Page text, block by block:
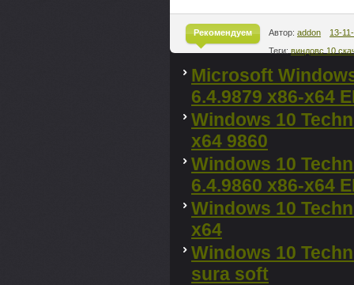
Рекомендуем
^
Автор:addon
13-
Теги:виндовс 10
Microsoft
6.4.9879 x86-x64
Windows 10
x64 9860
Windows 10
6.4.9860 x86-x64
Windows 10
x64
Windows 10
sura soft